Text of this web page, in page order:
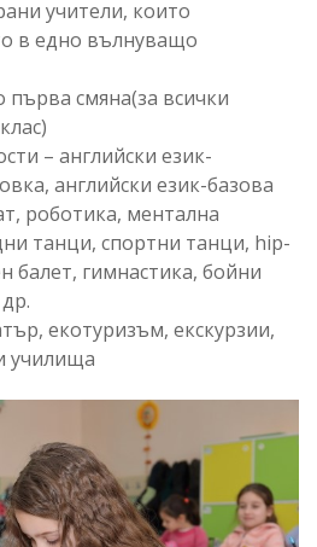
учители, които
в едно вълнуващо
първа смяна(за всички
– английски език-
английски език-базова
роботика, ментална
танци, спортни танци, hip-
балет, гимнастика, бойни
екотуризъм, екскурзии,
училища